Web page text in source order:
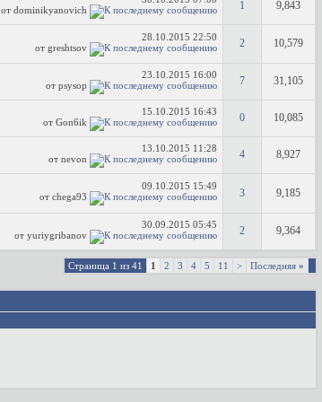
от dominikyanovich
1 9,843
28.10.2015 22:50
от greshtsov
2 10,579
23.10.2015 16:00
от psysop
7 31,105
15.10.2015 16:43
от Gon6ik
0 10,085
13.10.2015 11:28
от nevon
4 8,927
09.10.2015 15:49
от chega93
3 9,185
30.09.2015 05:45
от yuriygribanov
2 9,364
Страница 1 из 41 1 2 3 4 5 11 > Последняя »